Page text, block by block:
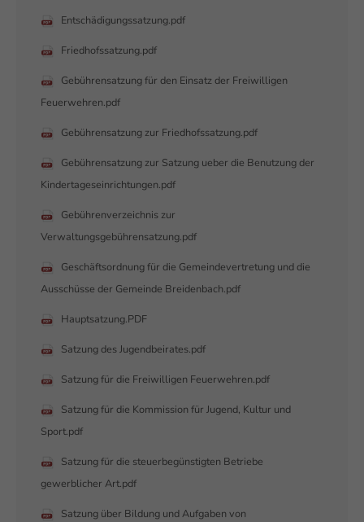
Entschädigungssatzung.pdf
Friedhofssatzung.pdf
Gebührensatzung für den Einsatz der Freiwilligen
Feuerwehren.pdf
Gebührensatzung zur Friedhofssatzung.pdf
Gebührensatzung zur Satzung ueber die Benutzung der
Kindertageseinrichtungen.pdf
Gebührenverzeichnis zur
Verwaltungsgebührensatzung.pdf
Geschäftsordnung für die Gemeindevertretung und die
Ausschüsse der Gemeinde Breidenbach.pdf
Hauptsatzung.PDF
Satzung des Jugendbeirates.pdf
Satzung für die Freiwilligen Feuerwehren.pdf
Satzung für die Kommission für Jugend, Kultur und
Sport.pdf
Satzung für die steuerbegünstigten Betriebe
gewerblicher Art.pdf
Satzung über Bildung und Aufgaben von